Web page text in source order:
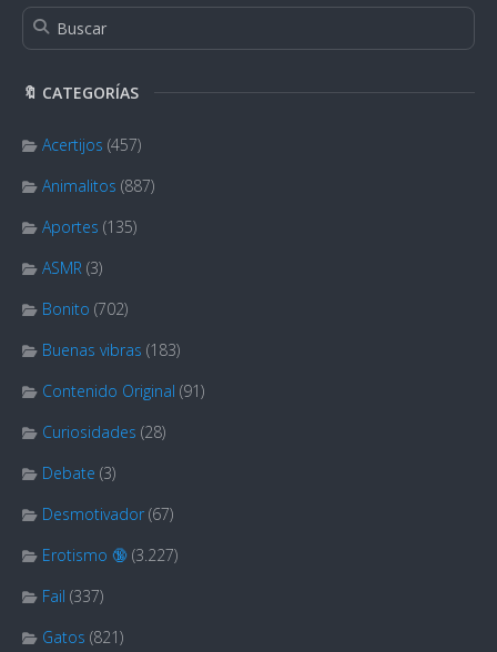
🔖 CATEGORÍAS
Acertijos (457)
Animalitos (887)
Aportes (135)
ASMR (3)
Bonito (702)
Buenas vibras (183)
Contenido Original (91)
Curiosidades (28)
Debate (3)
Desmotivador (67)
Erotismo 🔞 (3.227)
Fail (337)
Gatos (821)